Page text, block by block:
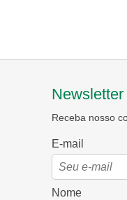
Newsletter
Receba nosso
E-mail
Nome